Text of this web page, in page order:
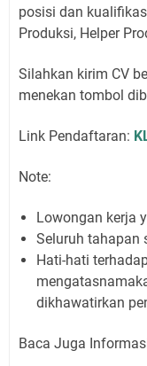
posisi dan
Produksi, Helper
Silahkan kirim CV
menekan tombol
Link Pendaftaran:
Note:
Lowongan kerja
Seluruh tahapan
Hati-hati
dikhawatirkan
Baca Juga